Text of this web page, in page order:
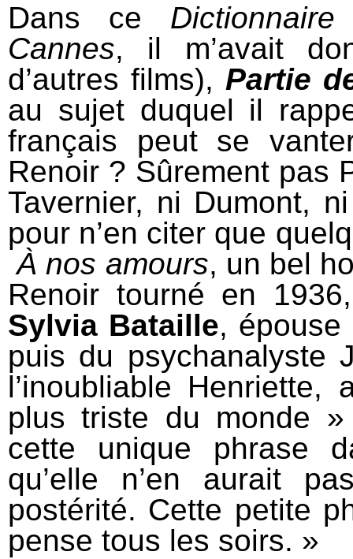
Dans ce
Cannes, il m’avait
d’autres films), Partie
au sujet duquel il
français peut se
Renoir ? Sûrement pas
Tavernier, ni Dumont,
pour n’en citer que
À nos amours, un bel
Renoir tourné en
Sylvia Bataille, épouse
puis du psychanalyste
l’inoubliable
plus triste du monde
cette unique phrase
qu’elle n’en aurait
postérité. Cette petite
pense tous les soirs. »